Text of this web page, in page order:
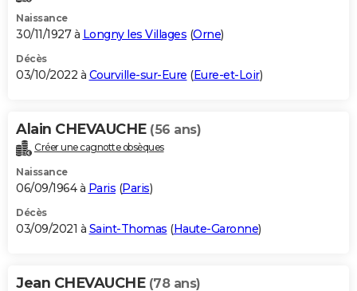
Naissance
30/11/1927 à Longny les Villages (Orne)
Décès
03/10/2022 à Courville-sur-Eure (Eure-et-Loir)
Alain CHEVAUCHE (56 ans)
Créer une cagnotte obsèques
Naissance
06/09/1964 à Paris (Paris)
Décès
03/09/2021 à Saint-Thomas (Haute-Garonne)
Jean CHEVAUCHE (78 ans)